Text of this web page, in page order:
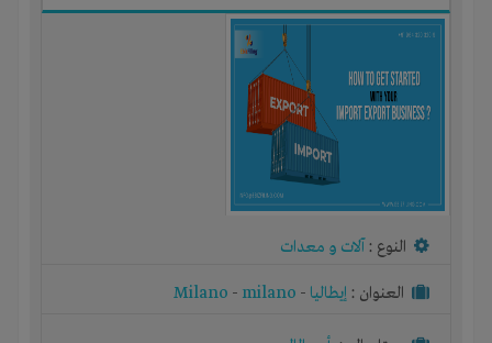
النوع : آلات و معدات
العنوان : إيطاليا -
Milano - milano